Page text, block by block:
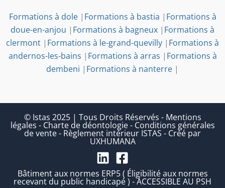
Formations à dole| Formations à bastia | Formations à
doue-en-anjou | Formations à bagneux | Formations à
clermont | Formations à le-grand-quevilly | Formations à
andernos-les-bains | Formations à arras | Formations à
dembeni | Formations à nanterre |
© Istas 2025 | Tous Droits Réservés - Mentions
légales - Charte de déontologie- Conditions générales
de vente- Règlement intérieur ISTAS - Créé par
UXHUMANA
Bâtiment aux normes ERP5 ( Éligibilité aux normes
recevant du public handicapé ) - ACCESSIBLE AU PSH